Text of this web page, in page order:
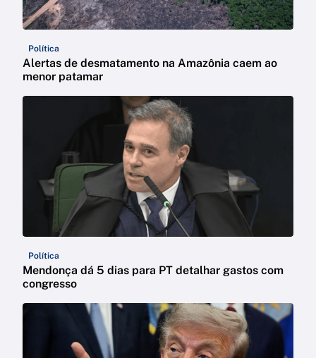
Política
Alertas de desmatamento na Amazônia caem ao
menor patamar
Política
Mendonça dá 5 dias para PT detalhar gastos com
congresso